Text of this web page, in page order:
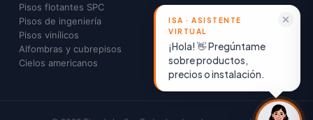
¡Hola! 👋 Pregúntame
sobre productos,
precios o instalación.
Pisos flotantes SPC
Pisos de ingeniería
Pisos vinílicos
Alfombras y cubrepisos
Cielos americanos